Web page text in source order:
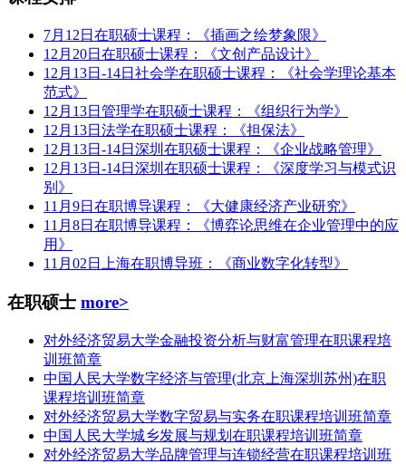
7月12日在职硕士课程：《插画之绘梦象限》
12月20日在职硕士课程：《文创产品设计》
12月13日-14日社会学在职硕士课程：《社会学理论基本
范式》
12月13日管理学在职硕士课程：《组织行为学》
12月13日法学在职硕士课程：《担保法》
12月13日-14日深圳在职硕士课程：《企业战略管理》
12月13日-14日深圳在职硕士课程：《深度学习与模式识
别》
11月9日在职博导课程：《大健康经济产业研究》
11月8日在职博导课程：《博弈论思维在企业管理中的应
用》
11月02日上海在职博导班：《商业数字化转型》
在职硕士 more>
对外经济贸易大学金融投资分析与财富管理在职课程培
训班简章
中国人民大学数字经济与管理(北京上海深圳苏州)在职
课程培训班简章
对外经济贸易大学数字贸易与实务在职课程培训班简章
中国人民大学城乡发展与规划在职课程培训班简章
对外经济贸易大学品牌管理与连锁经营在职课程培训班